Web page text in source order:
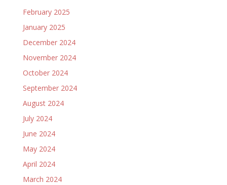
February 2025
January 2025
December 2024
November 2024
October 2024
September 2024
August 2024
July 2024
June 2024
May 2024
April 2024
March 2024